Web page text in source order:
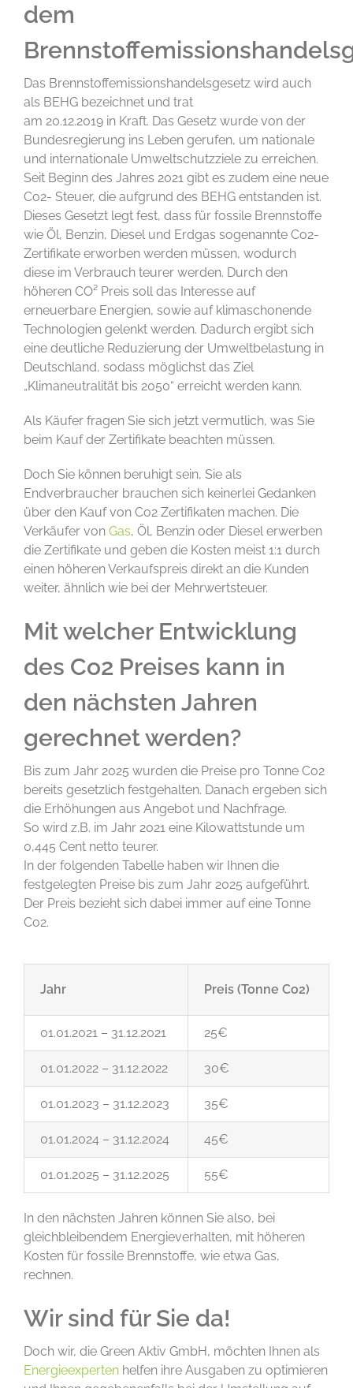
dem
Das Brennstoffemissionshandelsgesetz wird auch
als BEHG bezeichnet und trat
am 20.12.2019 in Kraft. Das Gesetz wurde von der
Bundesregierung ins Leben gerufen, um nationale
und internationale Umweltschutzziele zu erreichen.
Seit Beginn des Jahres 2021 gibt es zudem eine neue
Co2- Steuer, die aufgrund des BEHG entstanden ist.
Dieses Gesetzt legt fest, dass für fossile Brennstoffe
wie Öl, Benzin, Diesel und Erdgas sogenannte Co2-
Zertifikate erworben werden müssen, wodurch
diese im Verbrauch teurer werden. Durch den
höheren CO² Preis soll das Interesse auf
erneuerbare Energien, sowie auf klimaschonende
Technologien gelenkt werden. Dadurch ergibt sich
eine deutliche Reduzierung der Umweltbelastung in
Deutschland, sodass möglichst das Ziel
„Klimaneutralität bis 2050“ erreicht werden kann.
Als Käufer fragen Sie sich jetzt vermutlich, was Sie
beim Kauf der Zertifikate beachten müssen.
Doch Sie können beruhigt sein, Sie als
Endverbraucher brauchen sich keinerlei Gedanken
über den Kauf von Co2 Zertifikaten machen. Die
Verkäufer von Gas, Öl, Benzin oder Diesel erwerben
die Zertifikate und geben die Kosten meist 1:1 durch
einen höheren Verkaufspreis direkt an die Kunden
weiter, ähnlich wie bei der Mehrwertsteuer.
Mit welcher Entwicklung
des Co2 Preises kann in
den nächsten Jahren
gerechnet werden?
Bis zum Jahr 2025 wurden die Preise pro Tonne Co2
bereits gesetzlich festgehalten. Danach ergeben sich
die Erhöhungen aus Angebot und Nachfrage.
So wird z.B. im Jahr 2021 eine Kilowattstunde um
0,445 Cent netto teurer.
In der folgenden Tabelle haben wir Ihnen die
festgelegten Preise bis zum Jahr 2025 aufgeführt.
Der Preis bezieht sich dabei immer auf eine Tonne
Co2.
Jahr Preis (Tonne Co2)
01.01.2021 – 31.12.2021 25€
01.01.2022 – 31.12.2022 30€
01.01.2023 – 31.12.2023 35€
01.01.2024 – 31.12.2024 45€
01.01.2025 – 31.12.2025 55€
In den nächsten Jahren können Sie also, bei
gleichbleibendem Energieverhalten, mit höheren
Kosten für fossile Brennstoffe, wie etwa Gas,
rechnen.
Wir sind für Sie da!
Doch wir, die Green Aktiv GmbH, möchten Ihnen als
Energieexpertenhelfen ihre Ausgaben zu optimieren